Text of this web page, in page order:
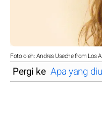
Foto oleh: Andres Useche from Los
Pergi ke Apa yang